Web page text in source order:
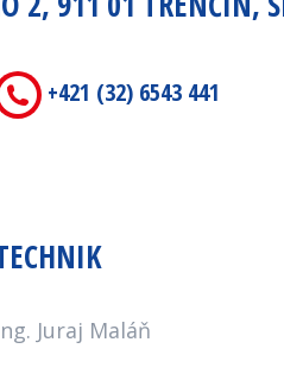
+421 (32) 6543 441
Juraj Maláň